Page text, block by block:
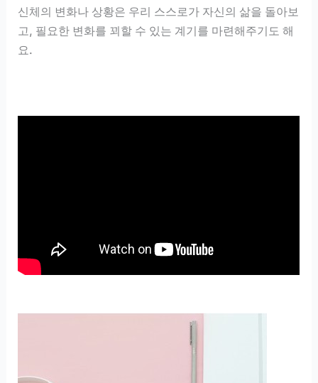
신체의 변화나 상황은 우리 스스로가 자신의 삶을 돌아보
고, 필요한 변화를 꾀할 수 있는 계기를 마련해주기도 해
요.